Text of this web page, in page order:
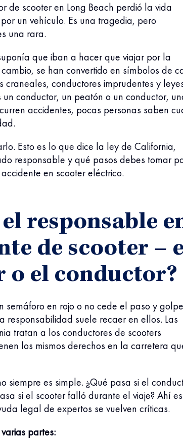
de scooter en Long Beach perdió la vida
un vehículo. Es una tragedia, pero
una rara.
que iban a hacer que viajar por la
se han convertido en símbolos de
craneales, conductores imprudentes y
un conductor, un peatón o un conductor,
accidentes, pocas personas saben
Esto es lo que dice la ley de California,
responsable y qué pasos debes tomar
en scooter eléctrico.
responsable
de scooter –
o el conductor?
semáforo en rojo o no cede el paso y
responsabilidad suele recaer en ellos. Las
tratan a los conductores de scooters
los mismos derechos en la carretera
siempre es simple. ¿Qué pasa si el
si el scooter falló durante el viaje? Ahí es
legal de expertos se vuelven críticas.
partes: